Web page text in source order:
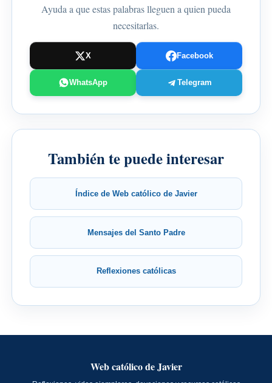
Ayuda a que estas palabras lleguen a quien pueda
necesitarlas.
X Facebook
WhatsApp Telegram
También te puede interesar
Índice de Web católico de Javier
Mensajes del Santo Padre
Reflexiones católicas
Web católico de Javier